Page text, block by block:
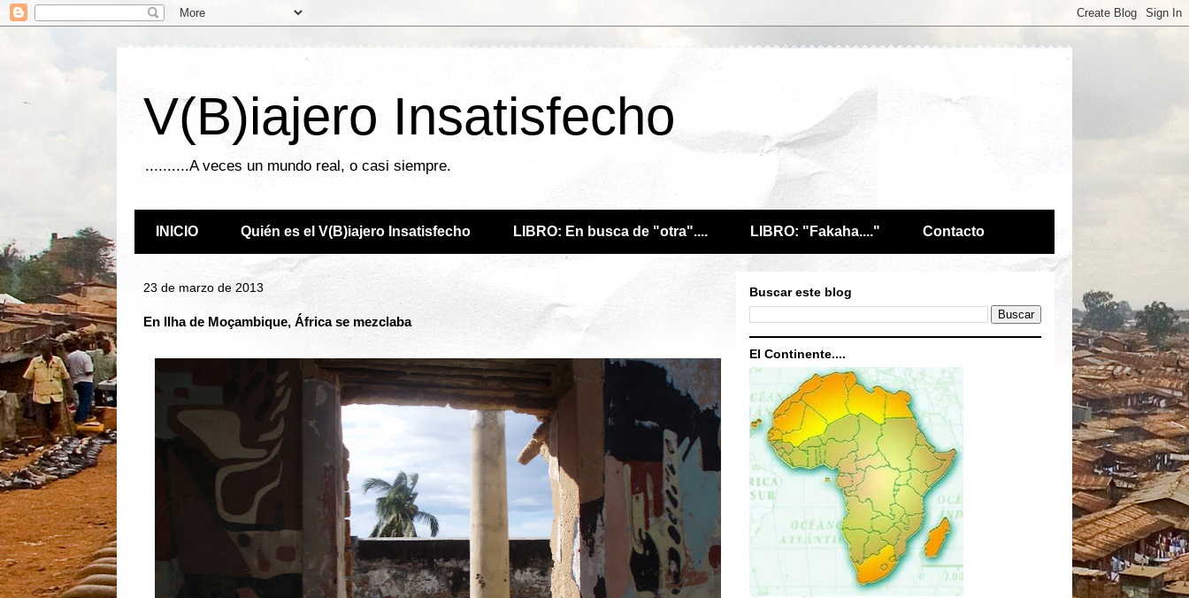
V(B)iajero Insatisfecho
..........A veces un mundo real, o casi siempre.
INICIO Quién es el V(B)iajero Insatisfecho LIBRO: En busca de "otra".... LIBRO: "Fakaha...." Contacto
23 de marzo de 2013
En Ilha de Moçambique, África se mezclaba
Buscar este blog
El Continente....